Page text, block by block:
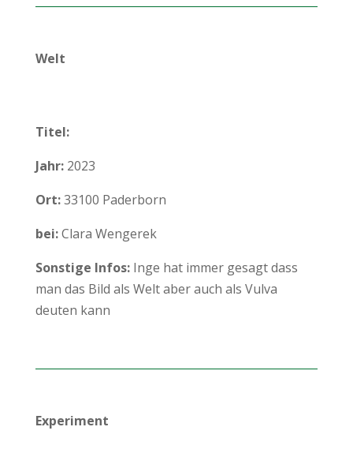
Welt
Titel:
Jahr: 2023
Ort:33100 Paderborn
bei:Clara Wengerek
Sonstige Infos: Inge hat immer gesagt dass
man das Bild als Welt aber auch als Vulva
deuten kann
Experiment